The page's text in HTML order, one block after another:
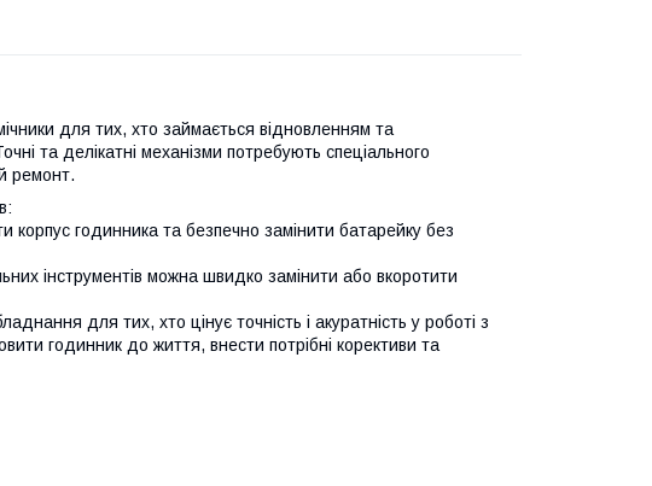
для тих, хто займається відновленням та
та делікатні механізми потребують спеціального
ремонт.
корпус годинника та безпечно замінити батарейку без
інструментів можна швидко замінити або вкоротити
для тих, хто цінує точність і акуратність у роботі з
годинник до життя, внести потрібні корективи та